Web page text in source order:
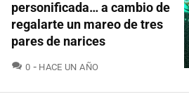
personificada… a cambio de
regalarte un mareo de tres
pares de narices
0 COMENTARIOS
HACE UN AÑO